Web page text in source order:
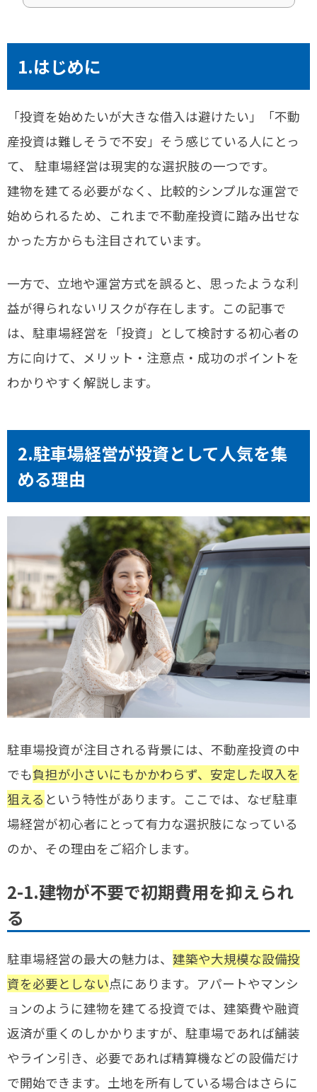
1.はじめに
「投資を始めたいが大きな借入は避けたい」「不動
産投資は難しそうで不安」そう感じている人にとっ
て、 駐車場経営は現実的な選択肢の一つです。
建物を建てる必要がなく、比較的シンプルな運営で
始められるため、これまで不動産投資に踏み出せな
かった方からも注目されています。
一方で、立地や運営方式を誤ると、思ったような利
益が得られないリスクが存在します。この記事で
は、駐車場経営を「投資」として検討する初心者の
方に向けて、メリット・注意点・成功のポイントを
わかりやすく解説します。
2.駐車場経営が投資として人気を集
める理由
駐車場投資が注目される背景には、不動産投資の中
でも負担が小さいにもかかわらず、安定した収入を
狙える という特性があります。ここでは、なぜ駐車
場経営が初心者にとって有力な選択肢になっている
のか、その理由をご紹介します。
2-1.建物が不要で初期費用を抑えられ
る
駐車場経営の最大の魅力は、 建築や大規模な設備投
資を必要としない点にあります。アパートやマンシ
ョンのように建物を建てる投資では、建築費や融資
返済が重くのしかかりますが、駐車場であれば舗装
やライン引き、必要であれば精算機などの設備だけ
で開始できます。土地を所有している場合はさらに